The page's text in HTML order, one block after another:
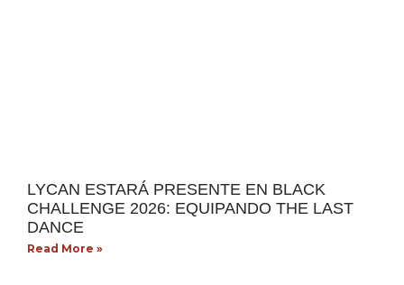
LYCAN ESTARÁ PRESENTE EN BLACK
CHALLENGE 2026: EQUIPANDO THE LAST
DANCE
Read More »